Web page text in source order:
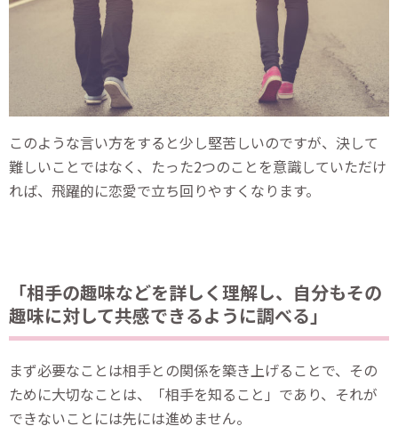
このような言い方をすると少し堅苦しいのですが、決して
難しいことではなく、たった2つのことを意識していただけ
れば、飛躍的に恋愛で立ち回りやすくなります。
「相手の趣味などを詳しく理解し、自分もその
趣味に対して共感できるように調べる」
まず必要なことは相手との関係を築き上げることで、その
ために大切なことは、「相手を知ること」であり、それが
できないことには先には進めません。